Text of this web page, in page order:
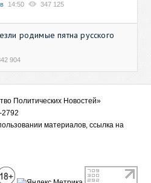
14:50 347 125
родимые пятна русского
904
Политических Новостей»
материалов, ссылка на